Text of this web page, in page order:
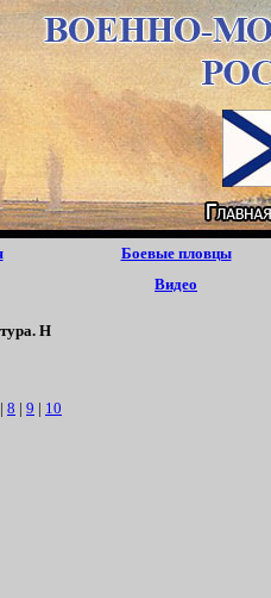
Боевые пловцы
Видео
Н
| 8 | 9 | 10